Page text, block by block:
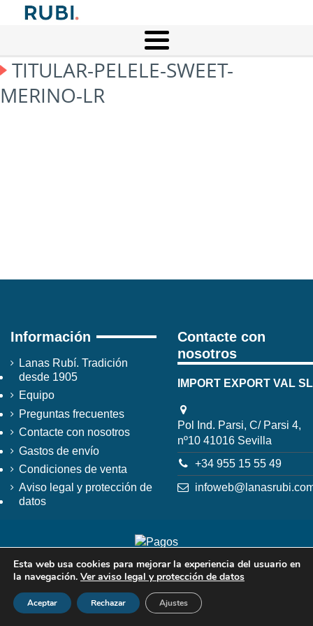
TITULAR-PELELE-SWEET-
MERINO-LR
Información
Lanas Rubí. Tradición
desde 1905
Equipo
Preguntas frecuentes
Contacte con nosotros
Gastos de envío
Condiciones de venta
Aviso legal y protección de
datos
Contacte con
nosotros
IMPORT EXPORT VAL SL
Pol Ind. Parsi, C/ Parsi 4,
nº10 41016 Sevilla
+34 955 15 55 49
Esta web usa cookies para mejorar la experiencia del usuario en
la navegación. Ver aviso legal y protección de datos
Aceptar Rechazar Ajustes